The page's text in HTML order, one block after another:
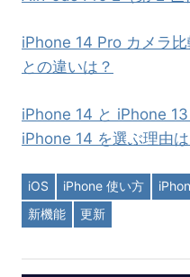
iPhone 14 Pro カメラ
との違いは？
iPhone 14 と iPhone
iPhone 14 を選ぶ理由は
iOS iPhone 使い方
新機能
更新